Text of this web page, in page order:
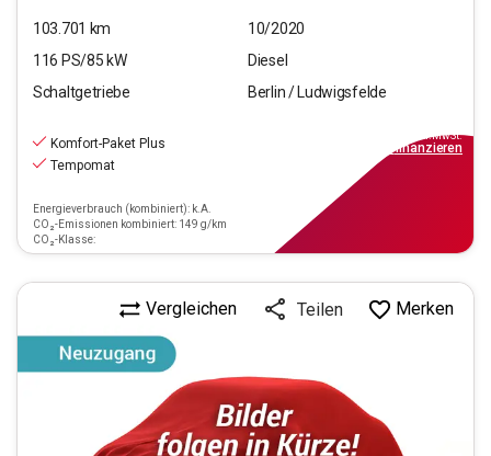
103.701 km
10/2020
116 PS/85 kW
Diesel
Schaltgetriebe
Berlin / Ludwigsfelde
Komfort-Paket Plus
Tempomat
Energieverbrauch (kombiniert): k.A.
CO₂-Emissionen kombiniert: 149 g/km
CO₂-Klasse:
inkl.MwSt.
finanzieren
Vergleichen Teilen Merken